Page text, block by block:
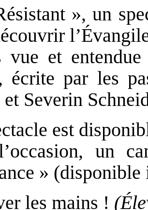
», un
vue et
écrite par les
Severin
est
un
» (disponible
les mains !